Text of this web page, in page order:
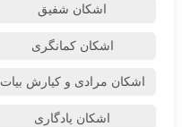
اشکان شفیق
اشکان‌ کمانگری
اشکان مرادی و کیارش بیات
اشکان یادگاری